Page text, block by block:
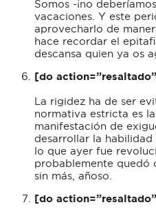
Somos -¡no
vacaciones. Y este
aprovecharlo de
hace recordar el
descansa quien ya os
[do
La rigidez ha de ser
normativa estricta es
manifestación de
desarrollar la habilidad
lo que ayer fue
probablemente quedó
sin más, añoso.
[do